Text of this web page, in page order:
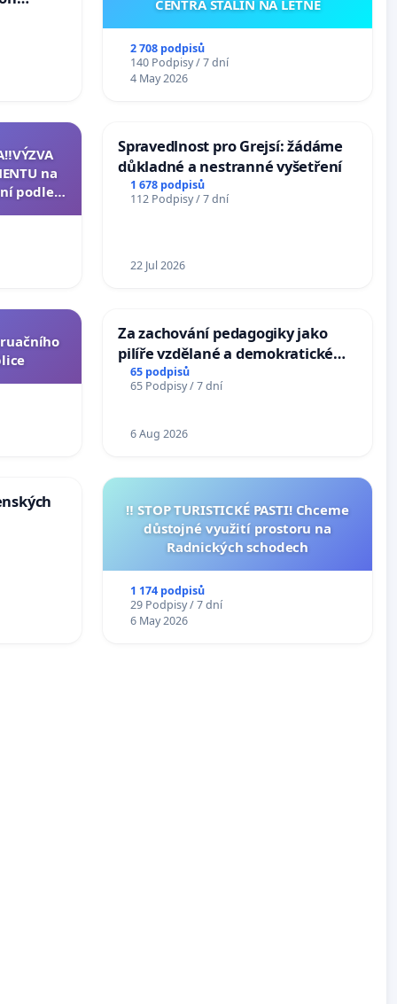
CENTRA STALIN NA LETNÉ
2 708 podpisů
140 Podpisy / 7 dní
4 May 2026
na
podle §
ústavní
Spravedlnost pro Grejsí: žádáme
důkladné a nestranné vyšetření
1 678 podpisů
112 Podpisy / 7 dní
22 Jul 2026
Za zachování pedagogiky jako
pilíře vzdělané a demokratické
společnosti
65 podpisů
65 Podpisy / 7 dní
6 Aug 2026
‼️ STOP TURISTICKÉ PASTI! Chceme
důstojné využití prostoru na
Radnických schodech
1 174 podpisů
29 Podpisy / 7 dní
6 May 2026